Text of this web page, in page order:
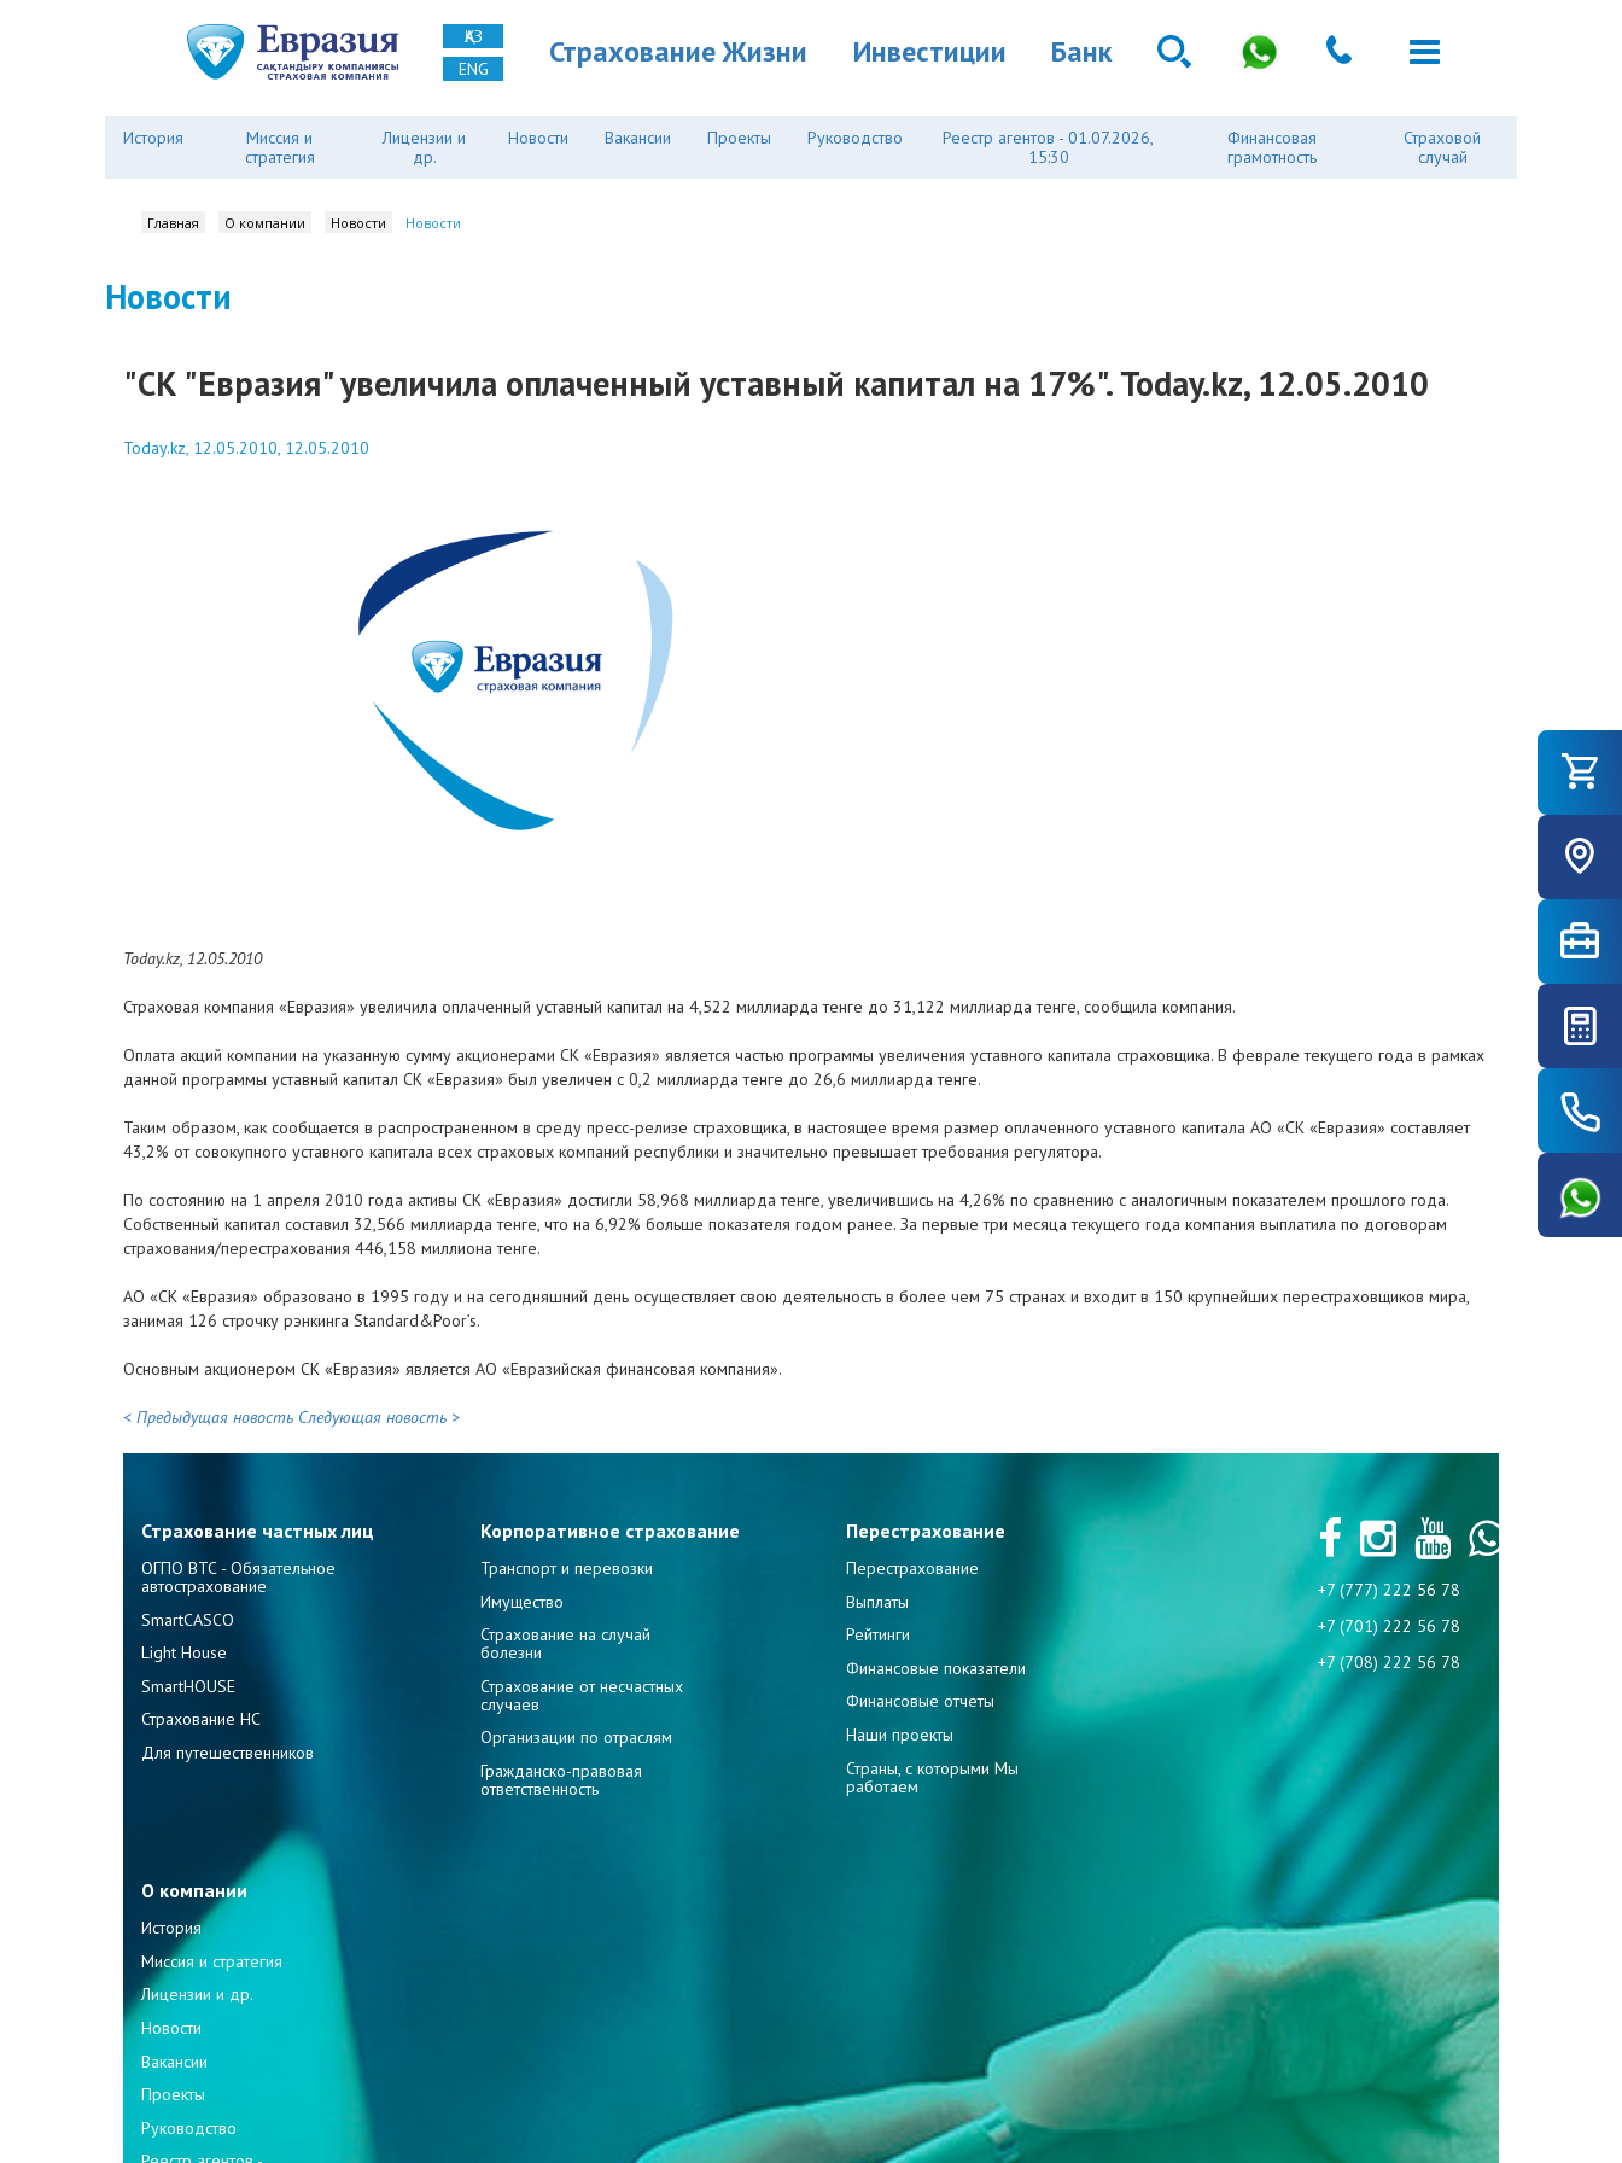
ҚАЗ
ENG
Страхование Жизни Инвестиции Банк
История
Миссия и
стратегия
Лицензии и
др.
Новости Вакансии Проекты Руководство
Реестр агентов - 01.07.2026,
15:30
Финансовая
грамотность
Страховой
случай
Главная О компании Новости Новости
Новости
"СК "Евразия" увеличила оплаченный уставный капитал на 17%". Today.kz, 12.05.2010
Today.kz, 12.05.2010, 12.05.2010
Today.kz, 12.05.2010
Страховая компания «Евразия» увеличила оплаченный уставный капитал на 4,522 миллиарда тенге до 31,122 миллиарда тенге, сообщила компания.
Оплата акций компании на указанную сумму акционерами СК «Евразия» является частью программы увеличения уставного капитала страховщика. В феврале текущего года в рамках
данной программы уставный капитал СК «Евразия» был увеличен с 0,2 миллиарда тенге до 26,6 миллиарда тенге.
Таким образом, как сообщается в распространенном в среду пресс-релизе страховщика, в настоящее время размер оплаченного уставного капитала АО «СК «Евразия» составляет
43,2% от совокупного уставного капитала всех страховых компаний республики и значительно превышает требования регулятора.
По состоянию на 1 апреля 2010 года активы СК «Евразия» достигли 58,968 миллиарда тенге, увеличившись на 4,26% по сравнению с аналогичным показателем прошлого года.
Собственный капитал составил 32,566 миллиарда тенге, что на 6,92% больше показателя годом ранее. За первые три месяца текущего года компания выплатила по договорам
страхования/перестрахования 446,158 миллиона тенге.
АО «СК «Евразия» образовано в 1995 году и на сегодняшний день осуществляет свою деятельность в более чем 75 странах и входит в 150 крупнейших перестраховщиков мира,
занимая 126 строчку рэнкинга Standard&Poor’s.
Основным акционером СК «Евразия» является АО «Евразийская финансовая компания».
< Предыдущая новость Следующая новость >
Страхование частных лиц
ОГПО ВТС - Обязательное
автострахование
SmartCASCO
Light House
SmartHOUSE
Страхование НС
Для путешественников
Корпоративное страхование
Транспорт и перевозки
Имущество
Страхование на случай
болезни
Страхование от несчастных
случаев
Организации по отраслям
Гражданско-правовая
ответственность
Перестрахование
Перестрахование
Выплаты
Рейтинги
Финансовые показатели
Финансовые отчеты
Наши проекты
Страны, с которыми Мы
работаем
О компании
История
Миссия и стратегия
Лицензии и др.
Новости
Вакансии
Проекты
Руководство
+7 (777) 222 56 78
+7 (701) 222 56 78
+7 (708) 222 56 78